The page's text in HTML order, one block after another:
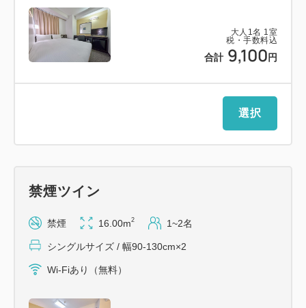
冷蔵庫、ユニットバス、デスク、椅子、ソファ（ツイ
ン等一部客室のみ）、全室加湿機能付空気清浄機完
備、
※視聴にはご自身のアカウントが必要なアプリケーシ
5番出口より徒歩約1分
分
分 地下鉄ご利用で約8分
大人 1 名 1 室
税・手数料込
合計 9,100 円
選択
禁煙ツイン
禁煙 16.00m2 1~2名
シングルサイズ / 幅90-130cm×2
Wi-Fiあり（無料）